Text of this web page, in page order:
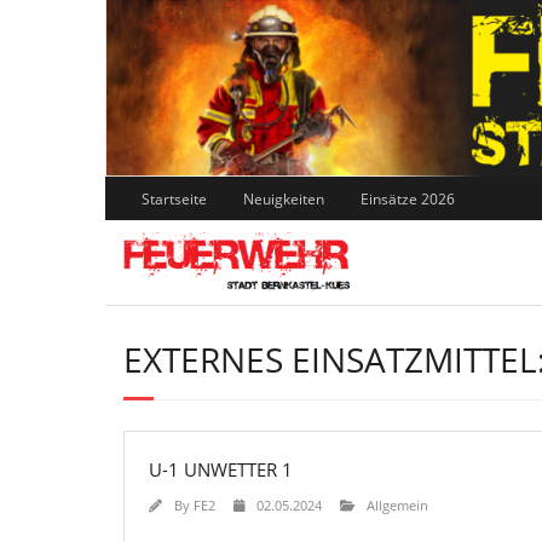
Skip
to
content
Startseite Neuigkeiten Einsätze 2026
EXTERNES
U-1 UNWETTER 1
By FE2 02.05.2024 Allgemein